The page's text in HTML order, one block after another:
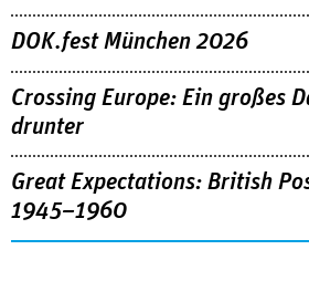
DOK.fest München 2026
Crossing Europe: Ein großes
drunter
Great Expectations: British
1945–1960